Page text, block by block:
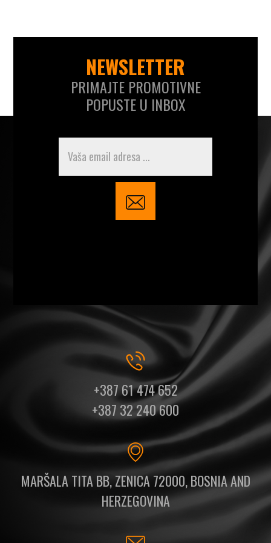
NEWSLETTER
PRIMAJTE PROMOTIVNE
POPUSTE U INBOX
+387 61 474 652
+387 32 240 600
MARŠALA TITA BB, ZENICA 72000, BOSNIA AND
HERZEGOVINA